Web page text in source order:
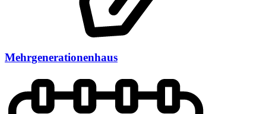
Mehrgenerationenhaus